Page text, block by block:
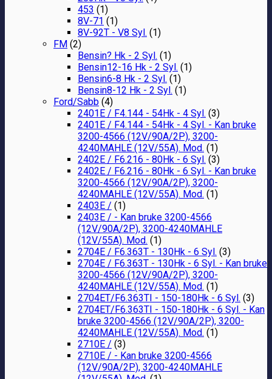
453 (1)
8V-71 (1)
8V-92T - V8 Syl. (1)
FM (2)
Bensin? Hk - 2 Syl. (1)
Bensin12-16 Hk - 2 Syl. (1)
Bensin6-8 Hk - 2 Syl. (1)
Bensin8-12 Hk - 2 Syl. (1)
Ford/Sabb (4)
2401E / F4.144 - 54Hk - 4 Syl. (3)
2401E / F4.144 - 54Hk - 4 Syl. - Kan bruke
3200-4566 (12V/90A/2P), 3200-
4240MAHLE (12V/55A). Mod. (1)
2402E / F6.216 - 80Hk - 6 Syl. (3)
2402E / F6.216 - 80Hk - 6 Syl. - Kan bruke
3200-4566 (12V/90A/2P), 3200-
4240MAHLE (12V/55A). Mod. (1)
2403E / (1)
2403E / - Kan bruke 3200-4566
(12V/90A/2P), 3200-4240MAHLE
(12V/55A). Mod. (1)
2704E / F6.363T - 130Hk - 6 Syl. (3)
2704E / F6.363T - 130Hk - 6 Syl. - Kan bruke
3200-4566 (12V/90A/2P), 3200-
4240MAHLE (12V/55A). Mod. (1)
2704ET/F6.363TI - 150-180Hk - 6 Syl. (3)
2704ET/F6.363TI - 150-180Hk - 6 Syl. - Kan
bruke 3200-4566 (12V/90A/2P), 3200-
4240MAHLE (12V/55A). Mod. (1)
2710E / (3)
2710E / - Kan bruke 3200-4566
(12V/90A/2P), 3200-4240MAHLE